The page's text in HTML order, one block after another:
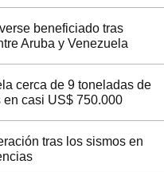
beneficiado tras
Aruba y Venezuela
cerca de 9 toneladas de
casi US$ 750.000
tras los sismos en